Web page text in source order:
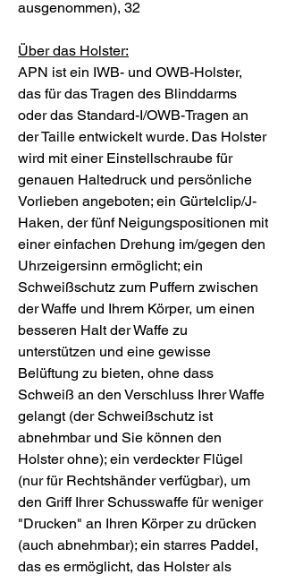
ausgenommen), 32
Über das Holster:
APN ist ein IWB- und OWB-Holster,
das für das Tragen des Blinddarms
oder das Standard-I/OWB-Tragen an
der Taille entwickelt wurde. Das Holster
wird mit einer Einstellschraube für
genauen Haltedruck und persönliche
Vorlieben angeboten; ein Gürtelclip/J-
Haken, der fünf Neigungspositionen mit
einer einfachen Drehung im/gegen den
Uhrzeigersinn ermöglicht; ein
Schweißschutz zum Puffern zwischen
der Waffe und Ihrem Körper, um einen
besseren Halt der Waffe zu
unterstützen und eine gewisse
Belüftung zu bieten, ohne dass
Schweiß an den Verschluss Ihrer Waffe
gelangt (der Schweißschutz ist
abnehmbar und Sie können den
Holster ohne); ein verdeckter Flügel
(nur für Rechtshänder verfügbar), um
den Griff Ihrer Schusswaffe für weniger
"Drucken" an Ihren Körper zu drücken
(auch abnehmbar); ein starres Paddel,
das es ermöglicht, das Holster als